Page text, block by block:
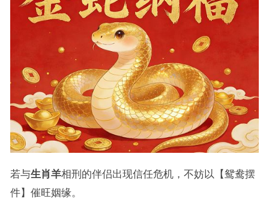
若与生肖羊相刑的伴侣出现信任危机，不妨以【鸳鸯摆
件】催旺姻缘。